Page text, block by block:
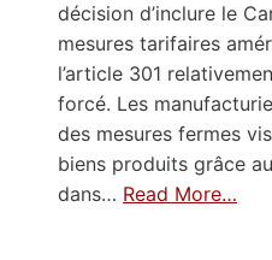
décision d’inclure le
mesures tarifaires
l’article 301
forcé. Les
des mesures fermes
biens produits grâce
dans… Read More…